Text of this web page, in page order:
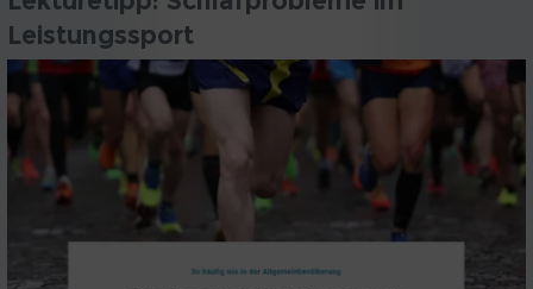
Leistungssport